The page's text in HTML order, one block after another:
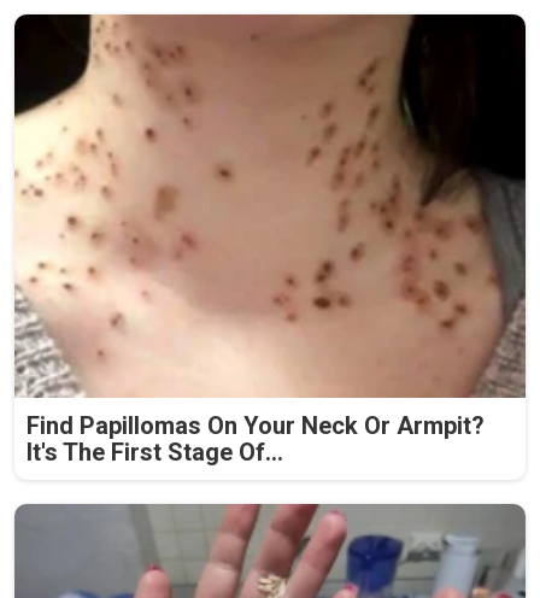
Find Papillomas On Your Neck Or Armpit?
It's The First Stage Of...